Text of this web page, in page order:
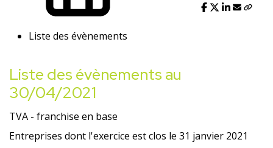
Liste des évènements
Liste des évènements au
30/04/2021
TVA - franchise en base
Entreprises dont l'exercice est clos le 31 janvier 2021